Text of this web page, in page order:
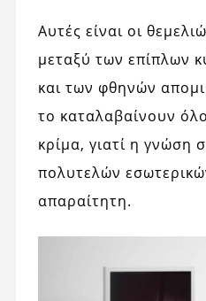
Αυτές είναι οι
μεταξύ των επίπλων
και των φθηνών
το καταλαβαίνουν
κρίμα, γιατί η γνώση
πολυτελών
απαραίτητη.